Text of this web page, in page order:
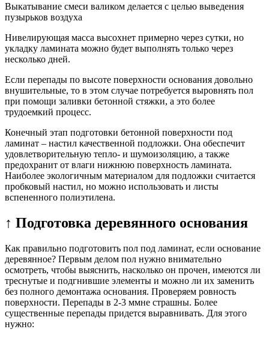
Выкатывание смеси валиком делается с целью выведения
пузырьков воздуха
Нивелирующая масса высохнет примерно через сутки, но
укладку ламината можно будет выполнять только через
несколько дней.
Если перепады по высоте поверхности основания довольно
внушительные, то в этом случае потребуется выровнять пол
при помощи заливки бетонной стяжки, а это более
трудоемкий процесс.
Конечный этап подготовки бетонной поверхности под
ламинат – настил качественной подложки. Она обеспечит
удовлетворительную тепло- и шумоизоляцию, а также
предохранит от влаги нижнюю поверхность ламината.
Наиболее экологичным материалом для подложки считается
пробковый настил, но можно использовать и листы
вспененного полиэтилена.
↑ Подготовка деревянного основания
Как правильно подготовить пол под ламинат, если основание
деревянное? Первым делом пол нужно внимательно
осмотреть, чтобы выяснить, насколько он прочен, имеются ли
треснутые и подгнившие элементы и можно ли их заменить
без полного демонтажа основания. Проверяем ровность
поверхности. Перепады в 2-3 ммне страшны. Более
существенные перепады придется выравнивать. Для этого
нужно: